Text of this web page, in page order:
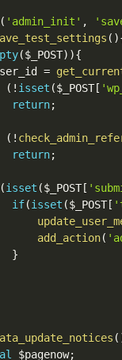
( 'admin_init' ,
( )
($_POST) ){
=
( ! isset ($_POST[
return;
( !
return;
(isset ($_POST[
if(isset ($_POST[
add_action(
}
(
$pagenow;